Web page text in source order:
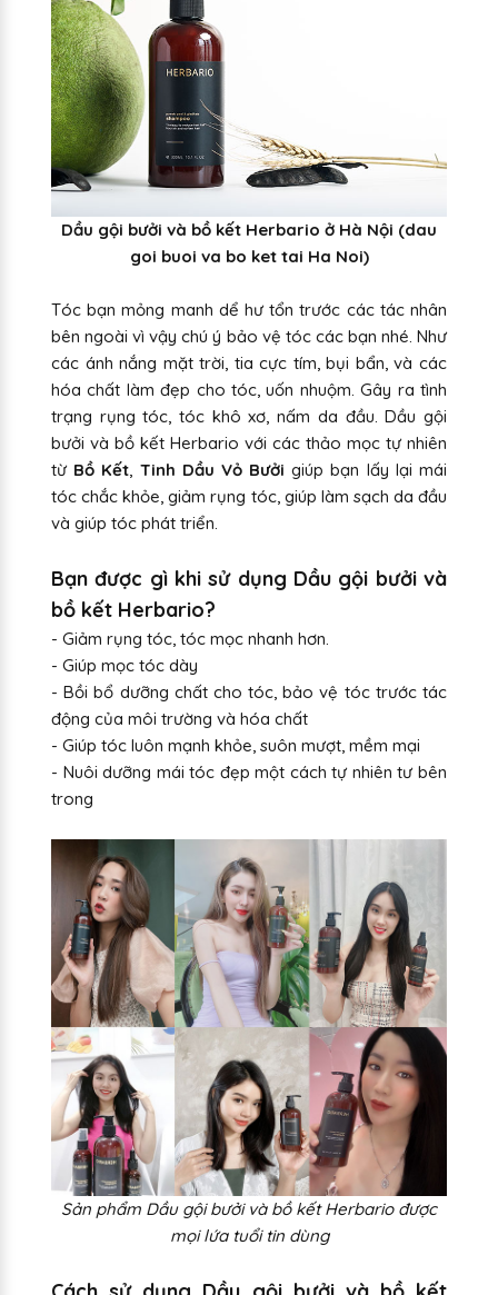
Dầu gội bưởi và bồ kết Herbario ở Hà Nội (dau
goi buoi va bo ket tai Ha Noi)
Tóc bạn mỏng manh dể hư tổn trước các tác nhân
bên ngoài vì vậy chú ý bảo vệ tóc các bạn nhé. Như
các ánh nắng mặt trời, tia cực tím, bụi bẩn, và các
hóa chất làm đẹp cho tóc, uốn nhuộm. Gây ra tình
trạng rụng tóc, tóc khô xơ, nấm da đầu. Dầu gội
bưởi và bồ kết Herbario với các thảo mọc tự nhiên
từ Bồ Kết Tinh Dầu Vỏ Bưởi giúp bạn lấy lại mái
tóc chắc khỏe, giảm rụng tóc, giúp làm sạch da đầu
và giúp tóc phát triển.
Bạn được gì khi sử dụng Dầu gội bưởi và
bồ kết Herbario?
- Giảm rụng tóc, tóc mọc nhanh hơn.
- Giúp mọc tóc dày
- Bồi bổ dưỡng chất cho tóc, bảo vệ tóc trước tác
động của môi trường và hóa chất
- Giúp tóc luôn mạnh khỏe, suôn mượt, mềm mại
- Nuôi dưỡng mái tóc đẹp một cách tự nhiên tư bên
trong
Sản phẩm Dầu gội bưởi và bồ kết Herbario được
mọi lứa tuổi tin dùng